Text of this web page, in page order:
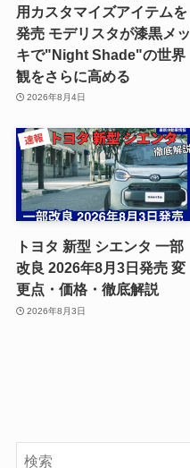
用カスタマイズアイテムを
発売 モデリスタが漆黒メッ
キで"Night Shade"の世界
観をさらに高める
2026年8月4日
トヨタ 新型 シエンタ 一部
改良 2026年8月3日発売 変
更点・価格・徹底解説
2026年8月3日